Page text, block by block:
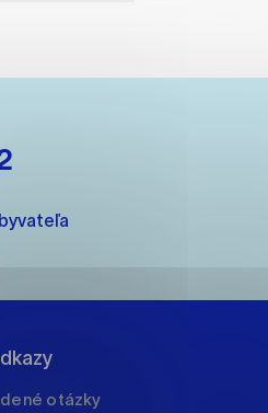
otázky